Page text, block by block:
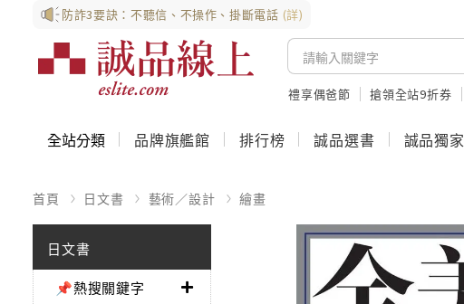
防詐3要訣：不聽信、不操作、掛斷電話 (詳)
禮享偶爸節 搶領全站9折券
全站分類 品牌旗艦館 排行榜 誠品選書 誠品獨家
首頁 日文書 藝術／設計 繪畫
日文書
📌熱搜關鍵字